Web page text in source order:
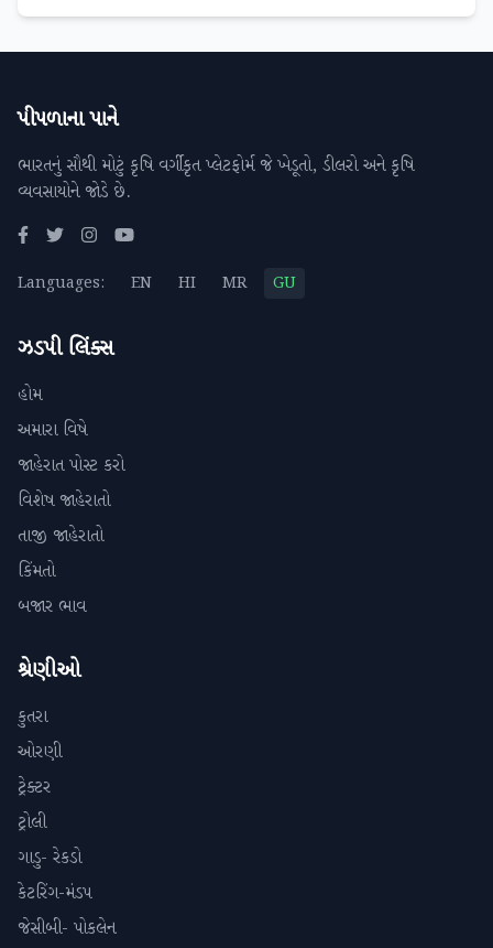
પીપળાના પાને
ભારતનું સૌથી મોટું કૃષિ વર્ગીકૃત પ્લેટફોર્મ જે ખેડૂતો, ડીલરો અને કૃષિ
વ્યવસાયોને જોડે છે.
Languages: EN HI MR GU
ઝડપી લિંક્સ
હોમ
અમારા વિષે
જાહેરાત પોસ્ટ કરો
વિશેષ જાહેરાતો
તાજી જાહેરાતો
કિંમતો
બજાર ભાવ
શ્રેણીઓ
કુતરા
ઓરણી
ટ્રેક્ટર
ટ્રોલી
ગાડુ- રેકડો
કેટરિંગ-મંડપ
જેસીબી- પોકલેન